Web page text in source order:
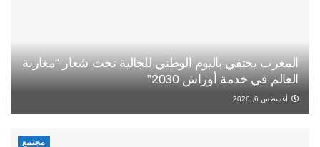
المغرب يحتفي باليوم الوطني للجالية تحت شعار “مغاربة
العالم في خدمة أوراش 2030”
أغسطس 6, 2026
مجتمع